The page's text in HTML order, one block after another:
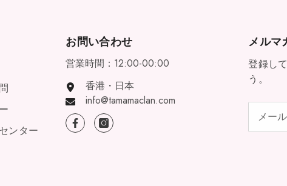
ンター
お問い合わせ
営業時間：12:00-00:00
香港・日本
info@tamamaclan.com
メルマ
登録し
う。